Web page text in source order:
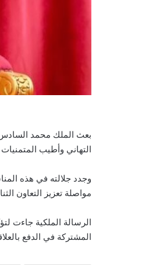
بعث الملك محمد السادس
التهاني وأطيب
وجدد جلالته في هذه
مواصلة تعزيز التعاون
الرسالة الملكية جاءت
المشتركة في الدفع